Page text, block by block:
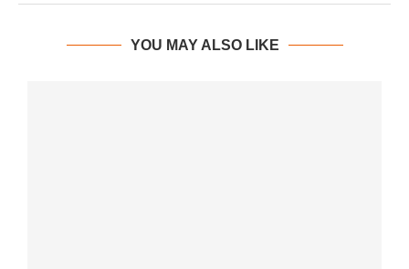
YOU MAY ALSO LIKE